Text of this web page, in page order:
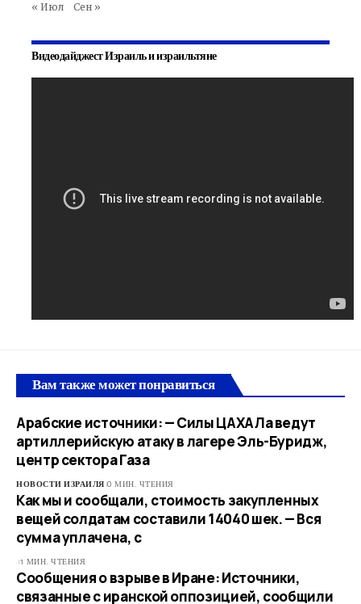
« Июл Сен »
Видеодайджест Израиль и израильтяне
Вам также может понравиться
Арабские источники: — Силы ЦАХАЛа ведут
артиллерийскую атаку в лагере Эль-Буридж,
центр сектора Газа
НОВОСТИ ИЗРАИЛЯ 0 МИН. ЧТЕНИЯ
Как мы и сообщали, стоимость закупленных
вещей солдатам составили 14040 шек. — Вся
сумма уплачена, с
1 МИН. ЧТЕНИЯ
Сообщения о взрыве в Иране: Источники,
связанные с иранской оппозицией, сообщили